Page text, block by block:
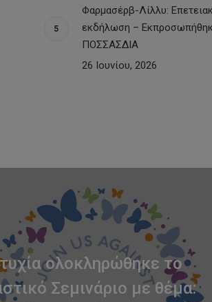
Φαρμασέρβ-Λίλλυ:
εκδήλωση –
ΠΟΣΣΑΣΔΙΑ
26 Ιουνίου, 2026
ολοκληρώθηκε το
Σεμινάριο με θέμα: